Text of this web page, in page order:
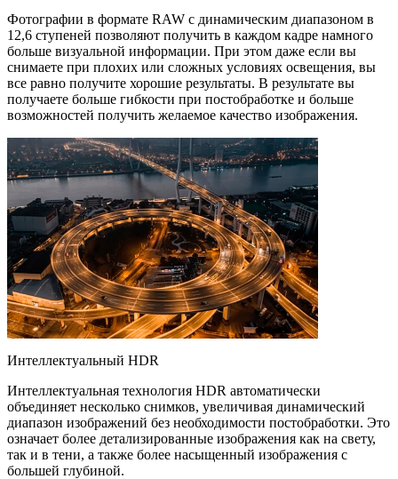
Фотографии в формате RAW с динамическим диапазоном в
12,6 ступеней позволяют получить в каждом кадре намного
больше визуальной информации. При этом даже если вы
снимаете при плохих или сложных условиях освещения, вы
все равно получите хорошие результаты. В результате вы
получаете больше гибкости при постобработке и больше
возможностей получить желаемое качество изображения.
Интеллектуальный HDR
Интеллектуальная технология HDR автоматически
объединяет несколько снимков, увеличивая динамический
диапазон изображений без необходимости постобработки. Это
означает более детализированные изображения как на свету,
так и в тени, а также более насыщенный изображения с
большей глубиной.